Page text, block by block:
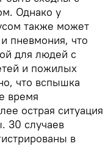
Однако у
также может
пневмония, что
для людей с
и пожилых
что вспышка
время
острая ситуация
30 случаев
в